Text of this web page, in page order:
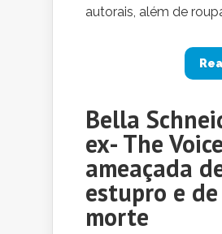
autorais, além de
Bella
ex- The
ameaçada
estupro e de
morte